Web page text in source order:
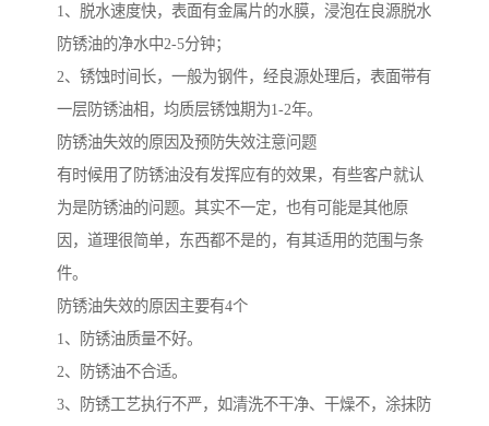
1、脱水速度快，表面有金属片的水膜，浸泡在良源脱水
防锈油的净水中2-5分钟；
2、锈蚀时间长，一般为钢件，经良源处理后，表面带有
一层防锈油相，均质层锈蚀期为1-2年。
防锈油失效的原因及预防失效注意问题
有时候用了防锈油没有发挥应有的效果，有些客户就认
为是防锈油的问题。其实不一定，也有可能是其他原
因，道理很简单，东西都不是的，有其适用的范围与条
件。
防锈油失效的原因主要有4个
1、防锈油质量不好。
2、防锈油不合适。
3、防锈工艺执行不严，如清洗不干净、干燥不，涂抹防